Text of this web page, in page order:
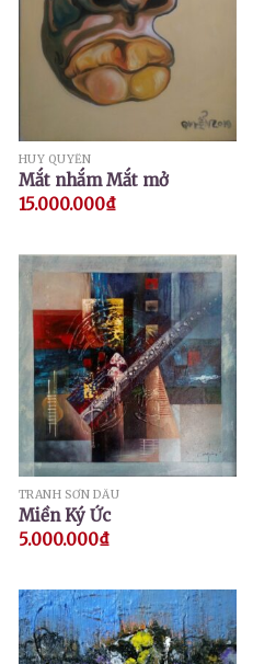
HUY QUYỂN
Mắt nhắm Mắt mở
15.000.000₫
TRANH SƠN DẦU
Miền Ký Ức
5.000.000₫